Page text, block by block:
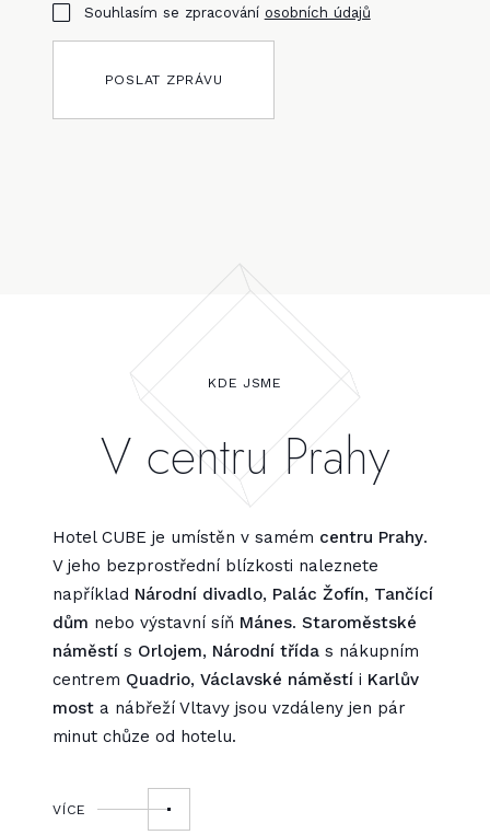
Souhlasím se zpracování osobních údajů
POSLAT ZPRÁVU
KDE JSME
V centru Prahy
Hotel CUBE je umístěn v samém centru Prahy.
V jeho bezprostřední blízkosti naleznete
například Národní divadlo, Palác Žofín, Tančící
dům nebo výstavní síň Mánes.Staroměstské
náměstí s Orlojem, Národní třídas nákupním
centrem Quadrio,Václavské náměstí i Karlův
most a nábřeží Vltavy jsou vzdáleny jen pár
minut chůze od hotelu.
VÍCE